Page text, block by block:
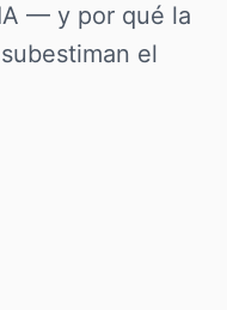
— y por qué la
el